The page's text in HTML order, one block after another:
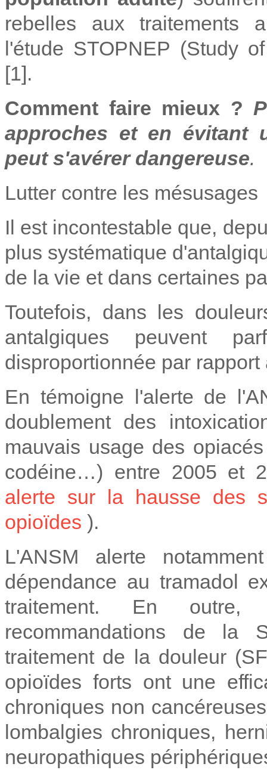
rebelles aux traitements
l'étude STOPNEP (Study
[1].
Comment faire mieux ?
approches et en évitant
peut s'avérer dangereuse.
Lutter contre les mésusages
Il est incontestable que,
plus systématique
de la vie et dans certaines
Toutefois, dans les
antalgiques peuvent
disproportionnée par
En témoigne l'alerte de
doublement des
mauvais usage des
codéine…) entre 2005 et
alerte sur la hausse des
opioïdes ).
L'ANSM alerte
dépendance au tramadol
traitement. En
recommandations de la
traitement de la douleur
opioïdes forts ont une
chroniques non
lombalgies chroniques,
neuropathiques